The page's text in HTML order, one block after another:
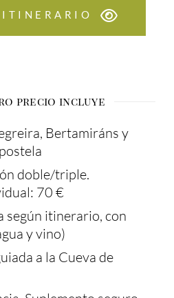
ITINERARIO
precio incluye
Bertamiráns y
doble/triple.
70 €
según itinerario, con
y vino)
a la Cueva de